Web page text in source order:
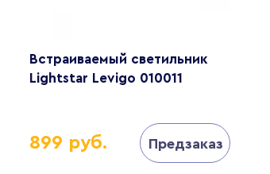
Встраиваемый светильник
Lightstar Levigo 010011
899 руб. Предзаказ